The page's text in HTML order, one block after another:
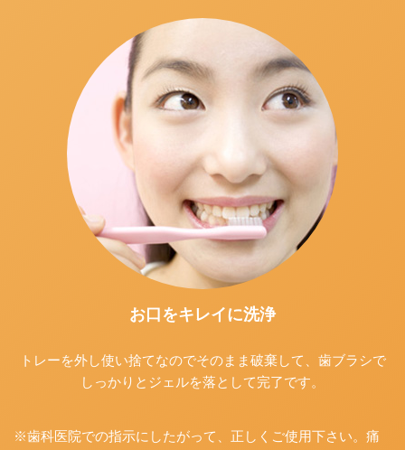
お口をキレイに洗浄
トレーを外し使い捨てなのでそのまま破棄して、歯ブラシで
しっかりとジェルを落として完了です。
※歯科医院での指示にしたがって、正しくご使用下さい。痛